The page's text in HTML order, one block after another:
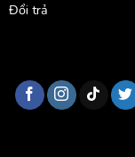
Đổi trả